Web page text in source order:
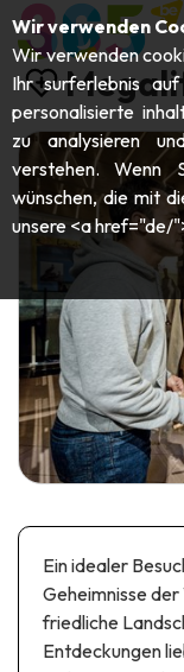
Abteien &
Archäologie
Kunst
Handwerk &
Schlösser,
Folklore & Lokale
Geschichte
Automobil- &
Höhlen
Garten, Parks &
Aquarien,
Touristen-&
Draisinen &
Kajaks
Themen- und
Unterhaltungs-&
DIE
Ein idealer
Geheimnisse
friedliche
Entdeckungen
Wir verwenden
Wir verwenden
Ihr surferlebnis
personalisierte
zu analysieren
verstehen. Wenn
wünschen, die mit
unsere <a href="de/